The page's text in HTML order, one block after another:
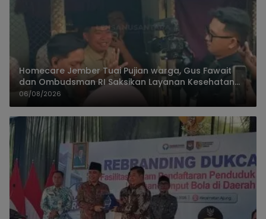
Homecare Jember Tuai Pujian warga, Gus Fawait
dan Ombudsman RI Saksikan Layanan Kesehatan
Rumah Pasien
06/08/2026